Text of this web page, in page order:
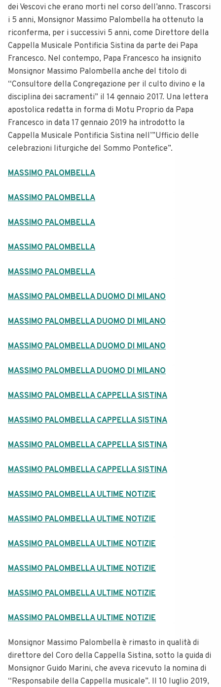
dei Vescovi che erano morti nel corso dell’anno. Trascorsi
i 5 anni, Monsignor Massimo Palombella ha ottenuto la
riconferma, per i successivi 5 anni, come Direttore della
Cappella Musicale Pontificia Sistina da parte dei Papa
Francesco. Nel contempo, Papa Francesco ha insignito
Monsignor Massimo Palombella anche del titolo di
“Consultore della Congregazione per il culto divino e la
disciplina dei sacramenti” il 14 gennaio 2017. Una lettera
apostolica redatta in forma di Motu Proprio da Papa
Francesco in data 17 gennaio 2019 ha introdotto la
Cappella Musicale Pontificia Sistina nell’”Ufficio delle
celebrazioni liturgiche del Sommo Pontefice”.
MASSIMO PALOMBELLA
MASSIMO PALOMBELLA
MASSIMO PALOMBELLA
MASSIMO PALOMBELLA
MASSIMO PALOMBELLA
MASSIMO PALOMBELLA DUOMO DI MILANO
MASSIMO PALOMBELLA DUOMO DI MILANO
MASSIMO PALOMBELLA DUOMO DI MILANO
MASSIMO PALOMBELLA DUOMO DI MILANO
MASSIMO PALOMBELLA CAPPELLA SISTINA
MASSIMO PALOMBELLA CAPPELLA SISTINA
MASSIMO PALOMBELLA CAPPELLA SISTINA
MASSIMO PALOMBELLA CAPPELLA SISTINA
MASSIMO PALOMBELLA ULTIME NOTIZIE
MASSIMO PALOMBELLA ULTIME NOTIZIE
MASSIMO PALOMBELLA ULTIME NOTIZIE
MASSIMO PALOMBELLA ULTIME NOTIZIE
MASSIMO PALOMBELLA ULTIME NOTIZIE
MASSIMO PALOMBELLA ULTIME NOTIZIE
Monsignor Massimo Palombella è rimasto in qualità di
direttore del Coro della Cappella Sistina, sotto la guida di
Monsignor Guido Marini, che aveva ricevuto la nomina di
“Responsabile della Cappella musicale”. Il 10 luglio 2019,